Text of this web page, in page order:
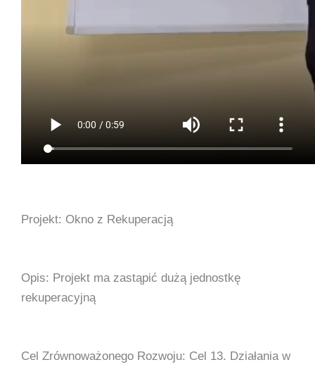
Projekt: Okno z Rekuperacją
Opis: Projekt ma zastąpić dużą jednostkę
rekuperacyjną
Cel Zrównoważonego Rozwoju: Cel 13. Działania w